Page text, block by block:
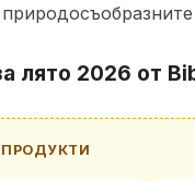
лято 2026 от
ПРОДУКТИ